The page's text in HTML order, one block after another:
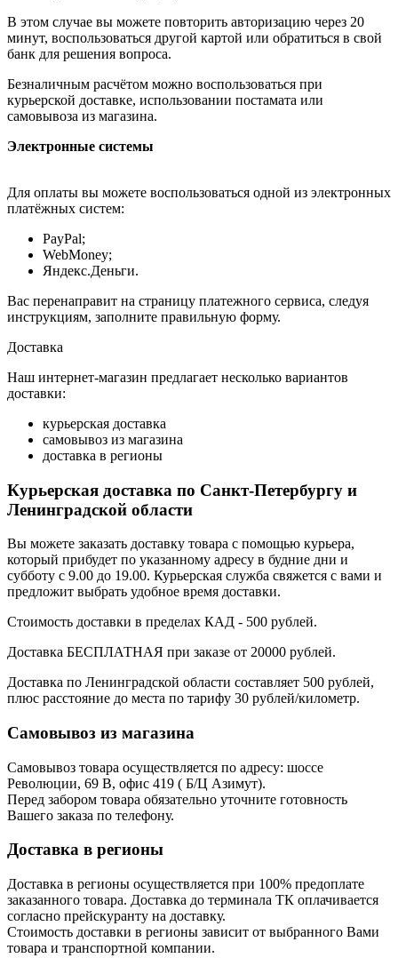
В этом случае вы можете повторить авторизацию через 20
минут, воспользоваться другой картой или обратиться в свой
банк для решения вопроса.
Безналичным расчётом можно воспользоваться при
курьерской доставке, использовании постамата или
самовывоза из магазина.
Электронные системы
Для оплаты вы можете воспользоваться одной из электронных
платёжных систем:
PayPal;
WebMoney;
Яндекс.Деньги.
Вас перенаправит на страницу платежного сервиса, следуя
инструкциям, заполните правильную форму.
Доставка
Наш интернет-магазин предлагает несколько вариантов
доставки:
курьерская доставка
самовывоз из магазина
доставка в регионы
Курьерская доставка по Санкт-Петербургу и
Ленинградской области
Вы можете заказать доставку товара с помощью курьера,
который прибудет по указанному адресу в будние дни и
субботу с 9.00 до 19.00. Курьерская служба свяжется с вами и
предложит выбрать удобное время доставки.
Стоимость доставки в пределах КАД - 500 рублей.
Доставка БЕСПЛАТНАЯ при заказе от 20000 рублей.
Доставка по Ленинградской области составляет 500 рублей,
плюс расстояние до места по тарифу 30 рублей/километр.
Самовывоз из магазина
Самовывоз товара осуществляется по адресу: шоссе
Революции, 69 В, офис 419 ( Б/Ц Азимут).
Перед забором товара обязательно уточните готовность
Вашего заказа по телефону.
Доставка в регионы
Доставка в регионы осуществляется при 100% предоплате
заказанного товара. Доставка до терминала ТК оплачивается
согласно прейскуранту на доставку.
Стоимость доставки в регионы зависит от выбранного Вами
товара и транспортной компании.